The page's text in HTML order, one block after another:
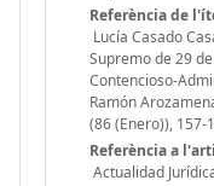
Referència de
Lucía Casado
Supremo de 29
Contencioso-
Ramón
(86 (Enero)), 157-
Referència a
Actualidad